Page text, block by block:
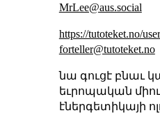
MrLee@aus.social
https://tutoteket.no/
forteller@tutoteket.no
նա գուցէ բնաւ
եւրոպական
էներգետիկայի